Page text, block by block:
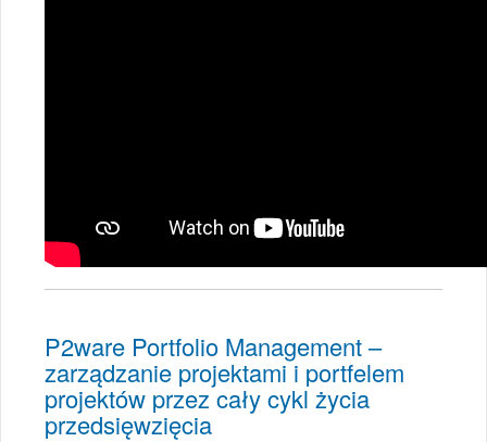
P2ware Portfolio Management –
zarządzanie projektami i portfelem
projektów przez cały cykl życia
przedsięwzięcia